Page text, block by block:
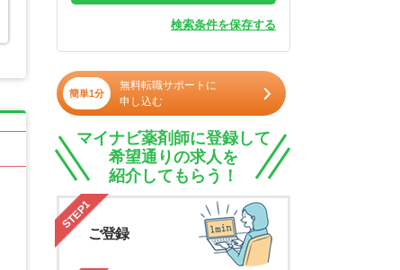
検索条件を保存する
簡単1分
無料転職サポートに
申し込む
マイナビ薬剤師に登録して
希望通りの求人を
紹介してもらう！
STEP1
ご登録